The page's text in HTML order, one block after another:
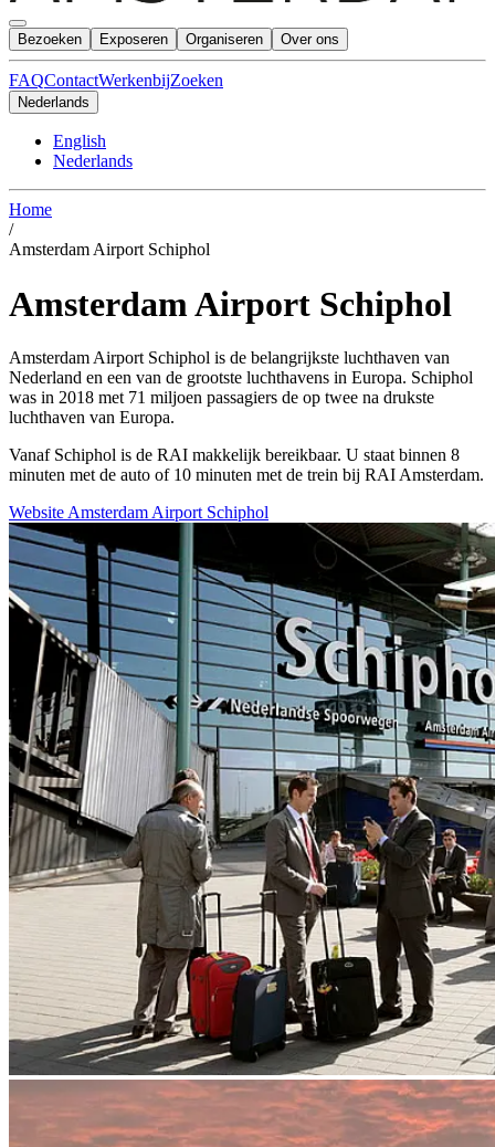
Bezoeken Exposeren Organiseren Over ons
FAQContactWerkenbijZoeken
Nederlands
English
Nederlands
Home
/
Amsterdam Airport Schiphol
Amsterdam Airport Schiphol
Amsterdam Airport Schiphol is de belangrijkste luchthaven van
Nederland en een van de grootste luchthavens in Europa. Schiphol
was in 2018 met 71 miljoen passagiers de op twee na drukste
luchthaven van Europa.
Vanaf Schiphol is de RAI makkelijk bereikbaar. U staat binnen 8
minuten met de auto of 10 minuten met de trein bij RAI Amsterdam.
Website Amsterdam Airport Schiphol